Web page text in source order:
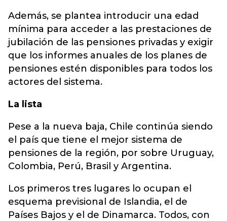
Además, se plantea introducir una edad
mínima para acceder a las prestaciones de
jubilación de las pensiones privadas y exigir
que los informes anuales de los planes de
pensiones estén disponibles para todos los
actores del sistema.
La lista
Pese a la nueva baja, Chile continúa siendo
el país que tiene el mejor sistema de
pensiones de la región, por sobre Uruguay,
Colombia, Perú, Brasil y Argentina.
Los primeros tres lugares lo ocupan el
esquema previsional de Islandia, el de
Países Bajos y el de Dinamarca. Todos, con